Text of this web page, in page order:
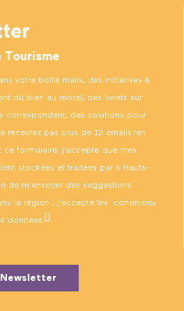
Tourisme
votre boîte mails, des initiatives &
du bien au moral, des livrets sur
correspondent, des solutions pour
recevrez pas plus de 12 emails/an
ce formulaire, j’accepte que mes
stockées et traitées par « Hauts-
de m’envoyer des suggestions
la région ; j’accepte les conditions
données .
Newsletter